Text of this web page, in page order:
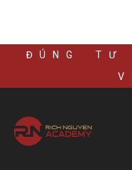
ĐÚNG TƯ